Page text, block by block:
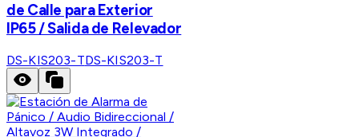
de Calle para Exterior
IP65 / Salida de Relevador
DS-KIS203-TDS-KIS203-T